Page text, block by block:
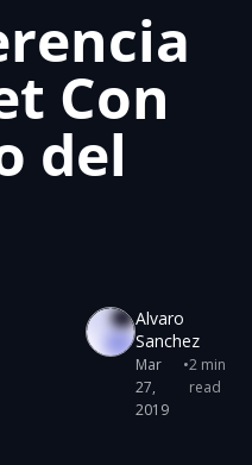
Con
del
Alvaro
Sanchez
Mar
27,
2019
•2 min
read